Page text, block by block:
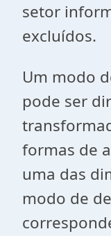
setor
excluídos.
Um modo
pode ser
formas de
uma das
modo de